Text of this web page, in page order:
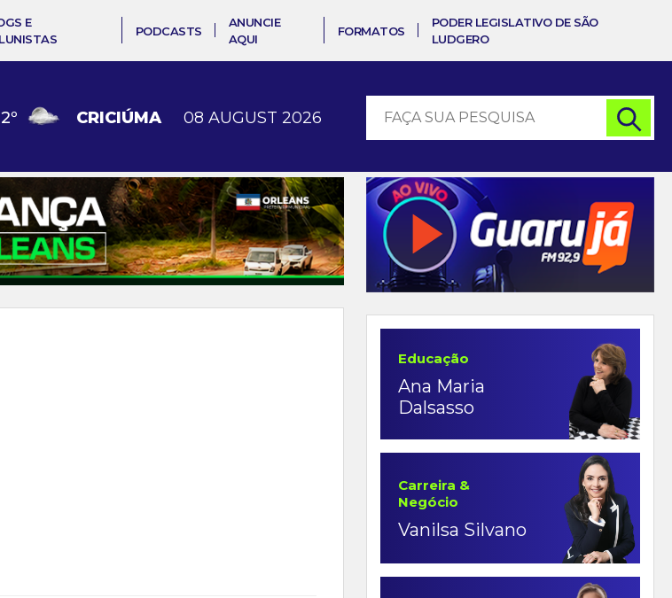
E
PODCASTS
ANUNCIE
AQUI
FORMATOS
PODER LEGISLATIVO DE SÃO
LUDGERO
º CRICIÚMA 08 AUGUST 2026
Educação
Ana Maria
Dalsasso
Carreira &
Negócio
Vanilsa Silvano